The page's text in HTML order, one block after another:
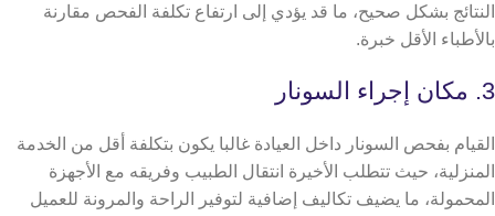
النتائج بشكل صحيح، ما قد يؤدي إلى ارتفاع تكلفة الفحص مقارنة
بالأطباء الأقل خبرة.
3. مكان إجراء السونار
القيام بفحص السونار داخل العيادة غالبا يكون بتكلفة أقل من الخدمة
المنزلية، حيث تتطلب الأخيرة انتقال الطبيب وفريقه مع الأجهزة
المحمولة، ما يضيف تكاليف إضافية لتوفير الراحة والمرونة للعميل